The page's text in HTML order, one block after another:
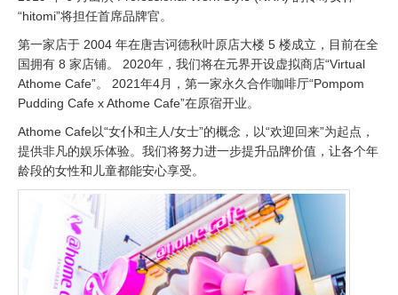
“hitomi”将担任首席品牌官。
第一家店于 2004 年在唐吉诃德秋叶原店大楼 5 楼成立，目前在全
国拥有 8 家店铺。 2020年，我们将在元界开设虚拟商店“Virtual
Athome Cafe”。 2021年4月，第一家永久合作咖啡厅“Pompom
Pudding Cafe x Athome Cafe”在原宿开业。
Athome Cafe以“女仆和主人/女士”的概念，以“欢迎回来”为起点，
提供非凡的娱乐体验。我们将努力进一步提升品牌价值，让各个年
龄段的女性和儿童都能安心享受。